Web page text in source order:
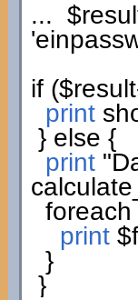
...
if ($result
print
} else {
print
foreach
print $f
}
}